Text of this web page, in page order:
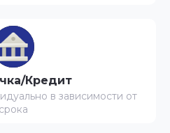
Кредит
в зависимости от
срока